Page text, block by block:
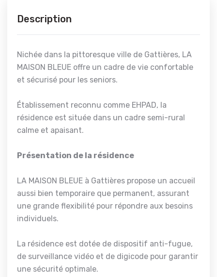
Description
Nichée dans la pittoresque ville de Gattières, LA
MAISON BLEUE offre un cadre de vie confortable
et sécurisé pour les seniors.
Établissement reconnu comme EHPAD, la
résidence est située dans un cadre semi-rural
calme et apaisant.
Présentation de la résidence
LA MAISON BLEUE à Gattières propose un accueil
aussi bien temporaire que permanent, assurant
une grande flexibilité pour répondre aux besoins
individuels.
La résidence est dotée de dispositif anti-fugue,
de surveillance vidéo et de digicode pour garantir
une sécurité optimale.